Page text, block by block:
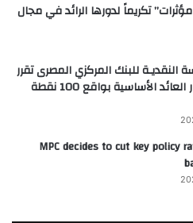
تكريماً لدورها الرائد في مجال
النقديـة للبنك المركزي المصرى تقرر
خفض أسعار العائد الأساسية بواقع 100 نقطة
MPC decides to cut key policy